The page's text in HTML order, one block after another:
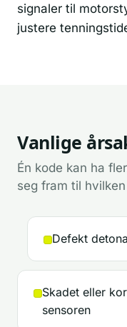
signaler til
justere
Vanlige
Én kode kan ha
seg fram til
Defekt
Skadet eller
sensoren